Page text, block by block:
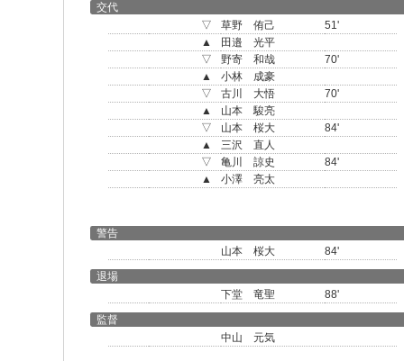
交代
▽
草野 侑己
51'
▲
田邉 光平
▽
野寄 和哉
70'
▲
小林 成豪
▽
古川 大悟
70'
▲
山本 駿亮
▽
山本 桜大
84'
▲
三沢 直人
▽
亀川 諒史
84'
▲
小澤 亮太
警告
山本 桜大
84'
退場
下堂 竜聖
88'
監督
中山 元気